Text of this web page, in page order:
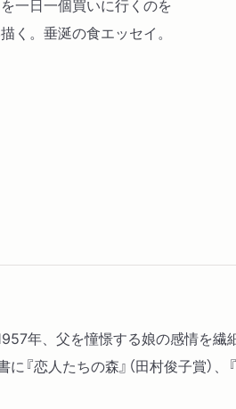
一日一個買いに行くのを
く。垂涎の食エッセイ。
年、父を憧憬する娘の感情を繊
恋人たちの森』（田村俊子賞）、